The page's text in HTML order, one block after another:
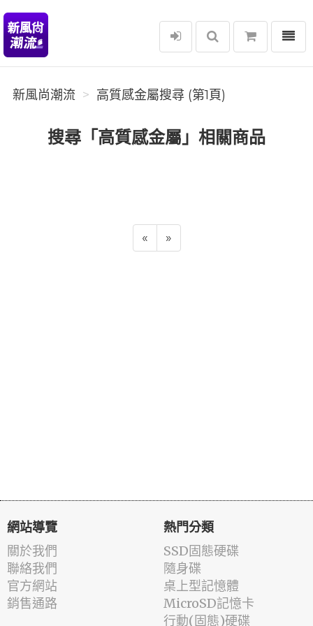
新風尚潮流
選單
新風尚潮流 高質感金屬搜尋 (第1頁)
搜尋「高質感金屬」相關商品
« »
網站導覽
關於我們
聯絡我們
官方網站
銷售通路
熱門分類
SSD固態硬碟
隨身碟
桌上型記憶體
MicroSD記憶卡
行動(固態)硬碟